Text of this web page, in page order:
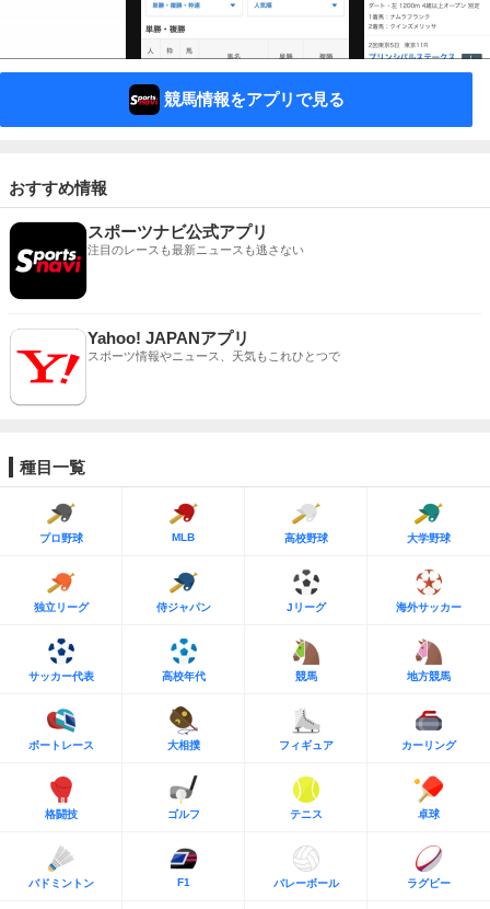
競馬情報をアプリで見る
おすすめ情報
スポーツナビ公式アプリ
注目のレースも最新ニュースも逃さない
Yahoo! JAPANアプリ
スポーツ情報やニュース、天気もこれひとつで
種目一覧
プロ野球 MLB 高校野球 大学野球
独立リーグ 侍ジャパン Jリーグ 海外サッカー
サッカー代表 高校年代 競馬 地方競馬
ボートレース 大相撲 フィギュア カーリング
格闘技 ゴルフ テニス 卓球
バドミントン F1 バレーボール ラグビー